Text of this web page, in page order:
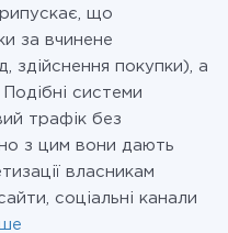
що
за вчинене
здійснення покупки), а
системи
трафік без
з цим вони дають
власникам
соціальні канали